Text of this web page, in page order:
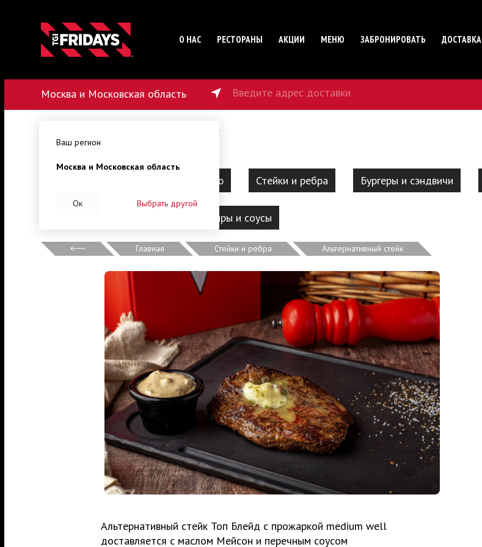
О НАС РЕСТОРАНЫ АКЦИИ МЕНЮ ЗАБРОНИРОВАТЬ ДОСТАВКА
Москва и Московская область Введите адрес доставки
Ваш регион
Москва и Московская область
Ок Выбрать другой
₽
Наборы на компанию Стейки и ребра Бургеры и сэндвичи
Гарниры и соусы
Главная Стейки и ребра Альтернативный стейк
Альтернативный стейк Топ Блейд c прожаркой medium well
доставляется с маслом Мейсон и перечным соусом